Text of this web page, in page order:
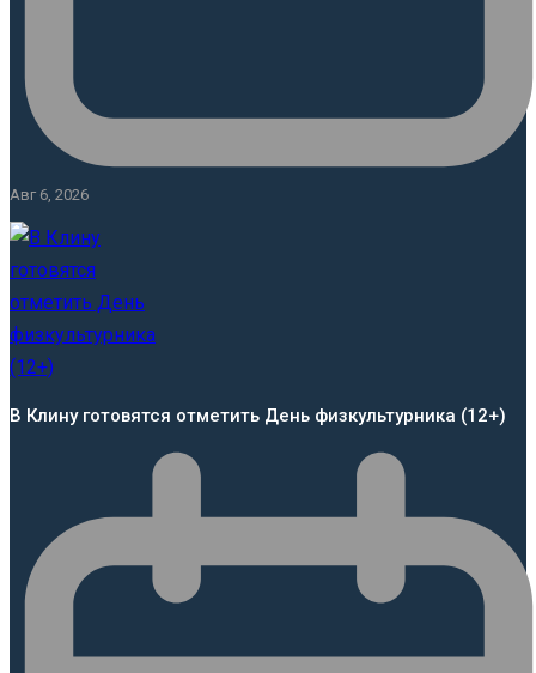
Авг 6, 2026
В Клину готовятся отметить День физкультурника (12+)